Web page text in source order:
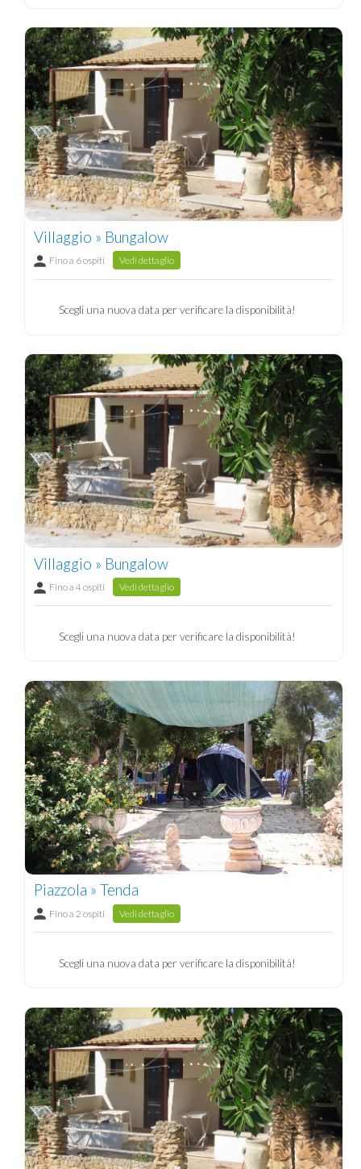
Villaggio » Bungalow
Fino a 6 ospiti Vedi dettaglio
Scegli una nuova data per verificare la disponibilità!
Villaggio » Bungalow
Fino a 4 ospiti Vedi dettaglio
Scegli una nuova data per verificare la disponibilità!
Piazzola » Tenda
Fino a 2 ospiti Vedi dettaglio
Scegli una nuova data per verificare la disponibilità!